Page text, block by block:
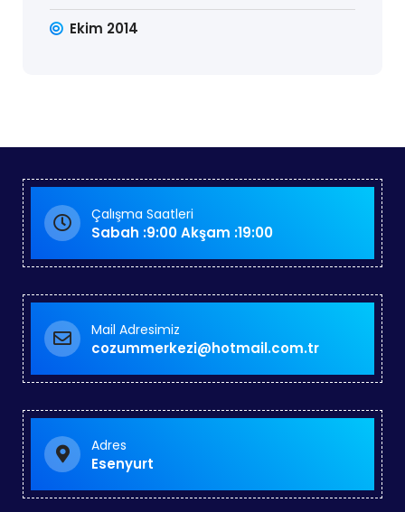
Ekim 2014
Çalışma Saatleri
Sabah :9:00 Akşam :19:00
Mail Adresimiz
cozummerkezi@hotmail.com.tr
Adres
Esenyurt